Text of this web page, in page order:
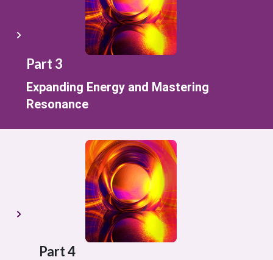
Part 3
Expanding Energy and Mastering
Resonance
Part 4